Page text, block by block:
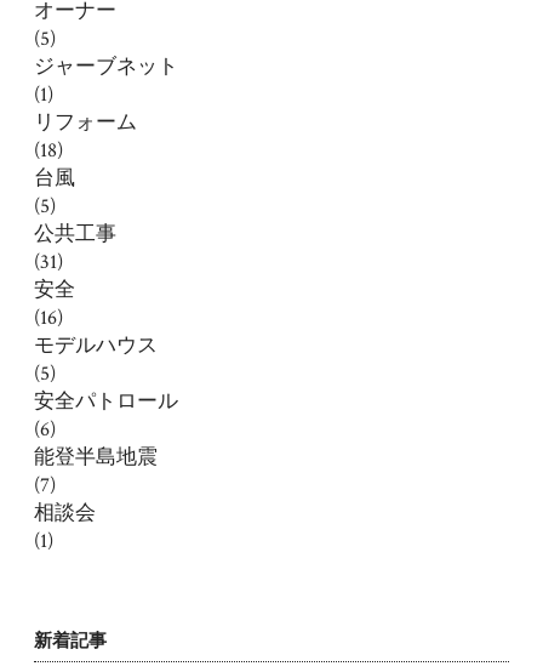
オーナー
(5)
ジャーブネット
(1)
リフォーム
(18)
台風
(5)
公共工事
(31)
安全
(16)
モデルハウス
(5)
安全パトロール
(6)
能登半島地震
(7)
相談会
(1)
新着記事